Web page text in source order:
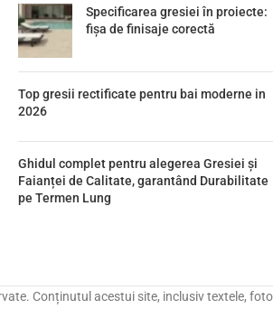
Specificarea gresiei în proiecte:
fișa de finisaje corectă
Top gresii rectificate pentru bai moderne in
2026
Ghidul complet pentru alegerea Gresiei și
Faianței de Calitate, garantând Durabilitate
pe Termen Lung
Conținutul acestui site, inclusiv textele,